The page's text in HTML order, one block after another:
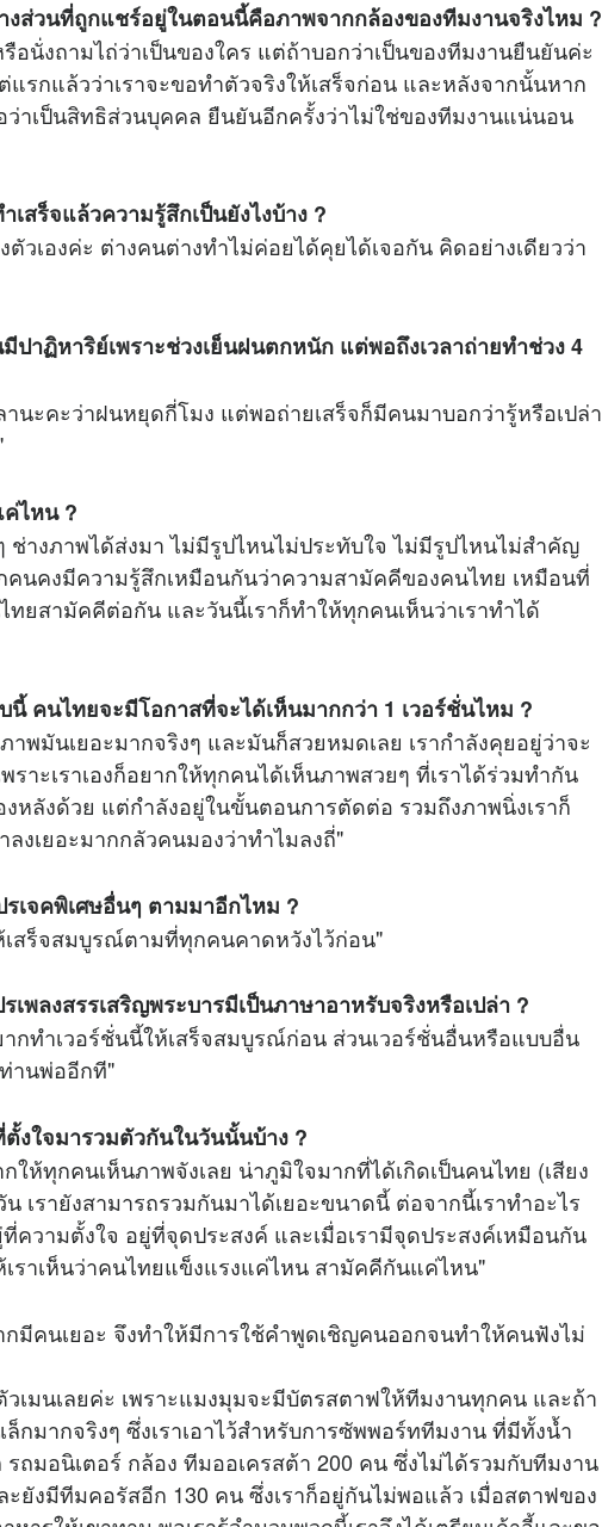
ส่วนที่ถูกแชร์อยู่ในตอนนี้คือภาพจากกล้องของทีมงานจริงไหม ?
รือนั่งถามไถ่ว่าเป็นของใคร แต่ถ้าบอกว่าเป็นของทีมงานยืนยันค่ะ
แรกแล้วว่าเราจะขอทำตัวจริงให้เสร็จก่อน และหลังจากนั้นหาก
ว่าเป็นสิทธิส่วนบุคคล ยืนยันอีกครั้งว่าไม่ใช่ของทีมงานแน่นอน
สร็จแล้วความรู้สึกเป็นยังไงบ้าง ?
วเองค่ะ ต่างคนต่างทำไม่ค่อยได้คุยได้เจอกัน คิดอย่างเดียวว่า
ปาฏิหาริย์เพราะช่วงเย็นฝนตกหนัก แต่พอถึงเวลาถ่ายทำช่วง 4
านะคะว่าฝนหยุดกี่โมง แต่พอถ่ายเสร็จก็มีคนมาบอกว่ารู้หรือเปล่า
ไหน ?
ช่างภาพได้ส่งมา ไม่มีรูปไหนไม่ประทับใจ ไม่มีรูปไหนไม่สำคัญ
คนคงมีความรู้สึกเหมือนกันว่าความสามัคคีของคนไทย เหมือนที่
ทยสามัคคีต่อกัน และวันนี้เราก็ทำให้ทุกคนเห็นว่าเราทำได้
คนไทยจะมีโอกาสที่จะได้เห็นมากกว่า 1 เวอร์ชั่นไหม ?
าพมันเยอะมากจริงๆ และมันก็สวยหมดเลย เรากำลังคุยอยู่ว่าจะ
ราะเราเองก็อยากให้ทุกคนได้เห็นภาพสวยๆ ที่เราได้ร่วมทำกัน
งหลังด้วย แต่กำลังอยู่ในขั้นตอนการตัดต่อ รวมถึงภาพนิ่งเราก็
งเยอะมากกลัวคนมองว่าทำไมลงถี่"
เจคพิเศษอื่นๆ ตามมาอีกไหม ?
สร็จสมบูรณ์ตามที่ทุกคนคาดหวังไว้ก่อน"
พลงสรรเสริญพระบารมีเป็นภาษาอาหรับจริงหรือเปล่า ?
กทำเวอร์ชั่นนี้ให้เสร็จสมบูรณ์ก่อน ส่วนเวอร์ชั่นอื่นหรือแบบอื่น
านพ่ออีกที"
งใจมารวมตัวกันในวันนั้นบ้าง ?
ห้ทุกคนเห็นภาพจังเลย น่าภูมิใจมากที่ได้เกิดเป็นคนไทย (เสียง
เรายังสามารถรวมกันมาได้เยอะขนาดนี้ ต่อจากนี้เราทำอะไร
วามตั้งใจ อยู่ที่จุดประสงค์ และเมื่อเรามีจุดประสงค์เหมือนกัน
ราเห็นว่าคนไทยแข็งแรงแค่ไหน สามัคคีกันแค่ไหน"
กมีคนเยอะ จึงทำให้มีการใช้คำพูดเชิญคนออกจนทำให้คนฟังไม่
เมนเลยค่ะ เพราะแมงมุมจะมีบัตรสตาฟให้ทีมงานทุกคน และถ้า
กมากจริงๆ ซึ่งเราเอาไว้สำหรับการซัพพอร์ททีมงาน ที่มีทั้งน้ำ
ถมอนิเตอร์ กล้อง ทีมออเครสต้า 200 คน ซึ่งไม่ได้รวมกับทีมงาน
ยังมีทีมคอรัสอีก 130 คน ซึ่งเราก็อยู่กันไม่พอแล้ว เมื่อสตาฟของ